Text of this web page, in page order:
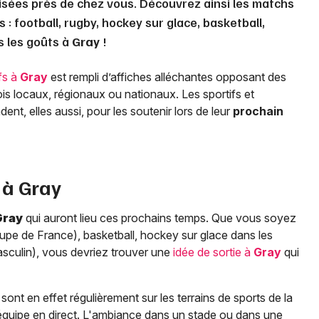
football, rugby, hockey sur glace, basketball,
les goûts à Gray !
à Gray est rempli d’affiches alléchantes opposant des
locaux, régionaux ou nationaux. Les sportifs et
elles aussi, pour les soutenir lors de leur prochain
Gray
qui auront lieu ces prochains temps. Que vous soyez
de France), basketball, hockey sur glace dans les
vous devriez trouver une idée de sortie à Gray qui
en effet régulièrement sur les terrains de sports de la
en direct. L'ambiance dans un stade ou dans une